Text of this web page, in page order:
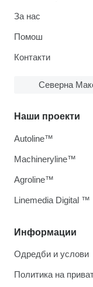
За нас
Помош
Контакти
Северна
Информации
Одредби и услови
Политика на
Наши проекти
Autoline™
Machineryline™
Agroline™
Linemedia Digital ™